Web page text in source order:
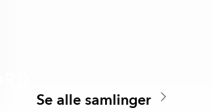
Se alle samlinger